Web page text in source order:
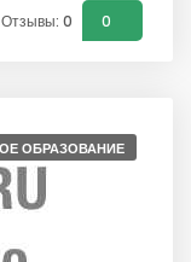
Отзывы: 0 0
ОБРАЗОВАНИЕ